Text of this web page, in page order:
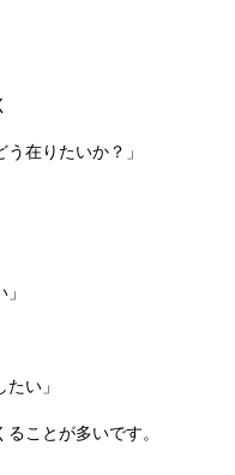
う在りたいか？」
い」
ことが多いです。